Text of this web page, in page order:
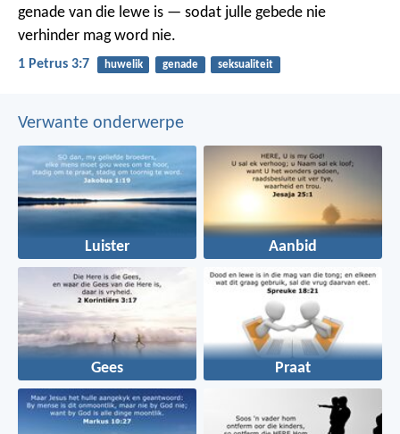
genade van die lewe is — sodat julle gebede nie
verhinder mag word nie.
1 Petrus 3:7 huwelik genade seksualiteit
Verwante onderwerpe
Luister Aanbid
Gees Praat